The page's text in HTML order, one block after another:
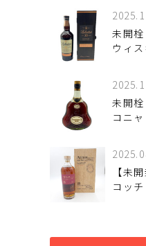
未開
ウィ
未開栓
コニ
【未
コッ